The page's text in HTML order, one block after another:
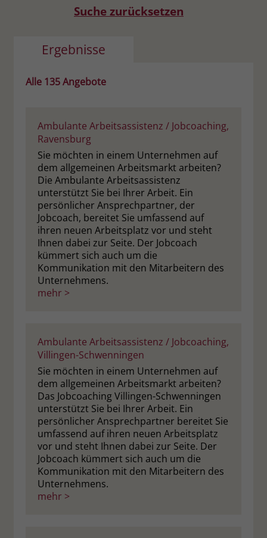
Suche zurücksetzen
Ergebnisse
Alle 135Angebote
Ambulante Arbeitsassistenz / Jobcoaching,
Ravensburg
Sie möchten in einem Unternehmen auf
dem allgemeinen Arbeitsmarkt arbeiten?
Die Ambulante Arbeitsassistenz
unterstützt Sie bei Ihrer Arbeit. Ein
persönlicher Ansprechpartner, der
Jobcoach, bereitet Sie umfassend auf
ihren neuen Arbeitsplatz vor und steht
Ihnen dabei zur Seite. Der Jobcoach
kümmert sich auch um die
Kommunikation mit den Mitarbeitern des
Unternehmens.
mehr >
Ambulante Arbeitsassistenz / Jobcoaching,
Villingen-Schwenningen
Sie möchten in einem Unternehmen auf
dem allgemeinen Arbeitsmarkt arbeiten?
Das Jobcoaching Villingen-Schwenningen
unterstützt Sie bei Ihrer Arbeit. Ein
persönlicher Ansprechpartner bereitet Sie
umfassend auf ihren neuen Arbeitsplatz
vor und steht Ihnen dabei zur Seite. Der
Jobcoach kümmert sich auch um die
Kommunikation mit den Mitarbeitern des
Unternehmens.
mehr >
__cf_bm
Anbieter .fonts.net
JSessionID
Anbieter jobs.stiftung-liebenau.de
Laufzeit Session
Zweck
Behält die Zustände des Benutzers bei
allen Seitenanfragen bei.
Anbieter Google Ads
Laufzeit 90 Tage
Name _gcl_aw
Anbieter Google Ads
Laufzeit 90 Tage
Zweck
Dieses Cookie wird gesetzt, wenn ein
User über einen Klick auf eine Google
Werbeanzeige auf die Website gelangt.
Es enthält Informationen darüber,
welche Werbeanzeige geklickt wurde,
sodass erzielte Erfolge wie z.B.
Name _gcl_dc
Anbieter Google Ads
Laufzeit 90 Tage
Zweck
Dieses Cookie wird gesetzt, wenn ein
User über einen Klick auf eine Google
Werbeanzeige auf die Website gelangt.
Es enthält Informationen darüber,
welche Werbeanzeige geklickt wurde,